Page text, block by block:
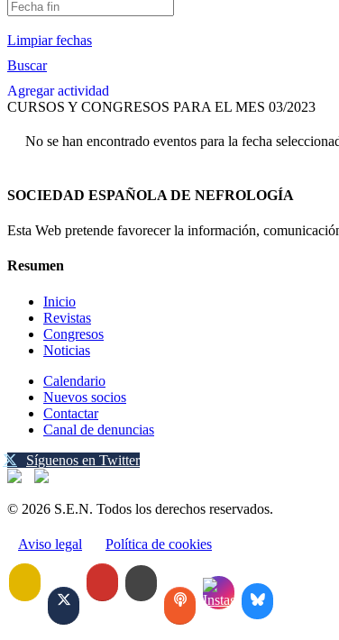
Limpiar fechas
Buscar
Agregar actividad
CURSOS Y CONGRESOS PARA EL MES 03/2023
No se han encontrado eventos para la fecha
SOCIEDAD ESPAÑOLA DE NEFROLOGÍA
Esta Web pretende favorecer la información,
Resumen
Inicio
Revistas
Congresos
Noticias
Calendario
Nuevos socios
Contactar
Canal de denuncias
Síguenos en Twitter
© 2026 S.E.N. Todos los derechos reservados.
Aviso legal Política de cookies